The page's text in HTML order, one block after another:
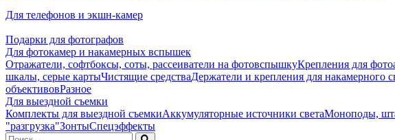
Для телефонов и экшн-камер
Подарки для фотографов
Для фотокамер и накамерных вспышек
Отражатели, софтбоксы, соты, рассеиватели на фотовспышкуКрепления для
шкалы, серые картыЧистящие средстваДержатели и крепления для накамерного
объективовРазное
Для выездной съемки
Комплекты для выездной съемкиАккумуляторные источники светаМоноподы,
"разгрузка"ЗонтыСпецэффекты